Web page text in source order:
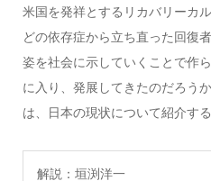
米国を発祥とするリカバリーカ
どの依存症から立ち直った回復
姿を社会に示していくことで作
に入り、発展してきたのだろう
は、日本の現状について紹介する
解説：垣渕洋一